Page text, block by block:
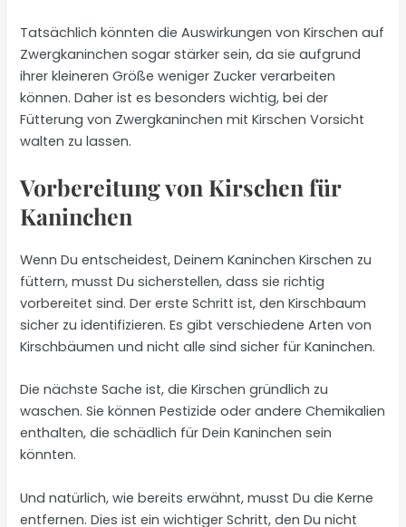
Tatsächlich könnten die Auswirkungen von Kirschen auf
Zwergkaninchen sogar stärker sein, da sie aufgrund
ihrer kleineren Größe weniger Zucker verarbeiten
können. Daher ist es besonders wichtig, bei der
Fütterung von Zwergkaninchen mit Kirschen Vorsicht
walten zu lassen.
Vorbereitung von Kirschen für
Kaninchen
Wenn Du entscheidest, Deinem Kaninchen Kirschen zu
füttern, musst Du sicherstellen, dass sie richtig
vorbereitet sind. Der erste Schritt ist, den Kirschbaum
sicher zu identifizieren. Es gibt verschiedene Arten von
Kirschbäumen und nicht alle sind sicher für Kaninchen.
Die nächste Sache ist, die Kirschen gründlich zu
waschen. Sie können Pestizide oder andere Chemikalien
enthalten, die schädlich für Dein Kaninchen sein
könnten.
Und natürlich, wie bereits erwähnt, musst Du die Kerne
entfernen. Dies ist ein wichtiger Schritt, den Du nicht